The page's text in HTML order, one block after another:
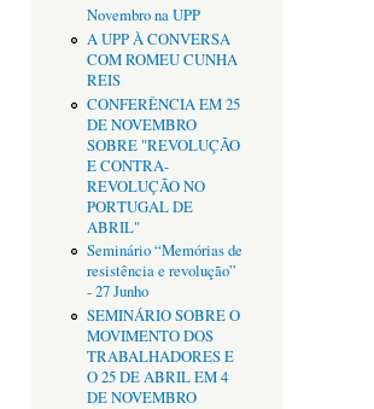
Novembro na UPP
A UPP À CONVERSA
COM ROMEU CUNHA
REIS
CONFERÊNCIA EM 25
DE NOVEMBRO
SOBRE "REVOLUÇÃO
E CONTRA-
REVOLUÇÃO NO
PORTUGAL DE
ABRIL"
Seminário “Memórias de
resistência e revolução”
- 27 Junho
SEMINÁRIO SOBRE O
MOVIMENTO DOS
TRABALHADORES E
O 25 DE ABRIL EM 4
DE NOVEMBRO